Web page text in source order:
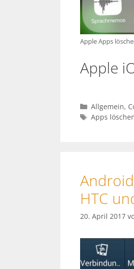
Apple Apps
Apple
Kategorien
Allgemein,
Schlagwörter
Apps
HTC
20. April 2017